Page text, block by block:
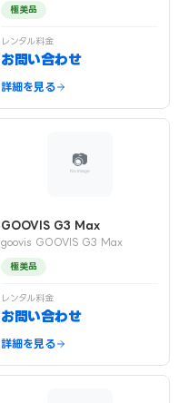
極美品
レンタル料金
お問い合わせ
詳細を見る
GOOVIS G3 Max
goovis GOOVIS G3 Max
極美品
レンタル料金
お問い合わせ
詳細を見る